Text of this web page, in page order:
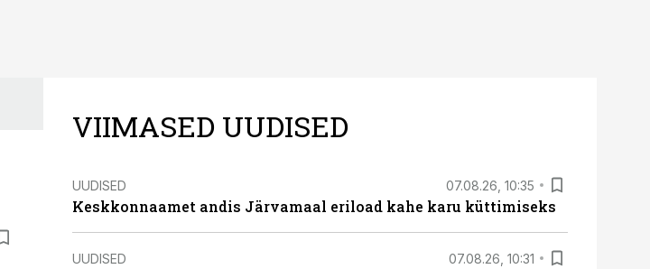
VIIMASED UUDISED
UUDISED 07.08.26, 10:35
Keskkonnaamet andis Järvamaal eriload kahe karu küttimiseks
UUDISED 07.08.26, 10:31